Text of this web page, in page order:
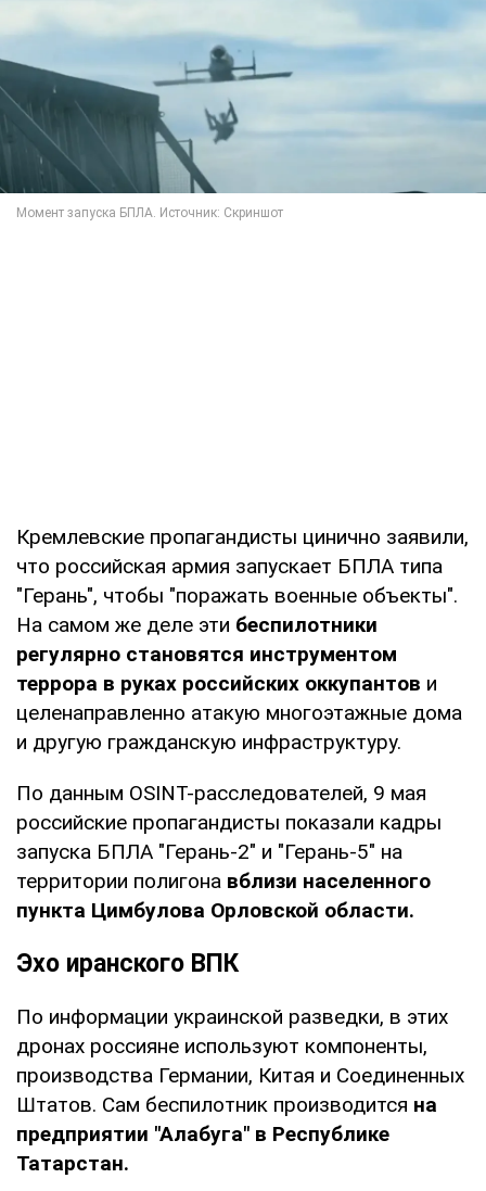
Кремлевские пропагандисты цинично заявили,
что российская армия запускает БПЛА типа
"Герань", чтобы "поражать военные объекты".
На самом же деле эти беспилотники
регулярно становятся инструментом
террора в руках российских оккупантов и
целенаправленно атакую многоэтажные дома
и другую гражданскую инфраструктуру.
По данным OSINT-расследователей, 9 мая
российские пропагандисты показали кадры
запуска БПЛА "Герань-2" и "Герань-5" на
территории полигона вблизи населенного
пункта Цимбулова Орловской области.
Эхо иранского ВПК
По информации украинской разведки, в этих
дронах россияне используют компоненты,
производства Германии, Китая и Соединенных
Штатов. Сам беспилотник производится на
предприятии "Алабуга" в Республике
Татарстан.